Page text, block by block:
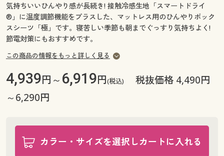
ご利用ガイド
よくある質問とお問い合わせ
よくある質問とお問い合わせ
気持ちいいひんやり感が長続き! 接触冷感生地「スマートドライ
®」に温度調節機能をプラスした、マットレス用のひんやりボック
スシーツ「極」です。寝苦しい季節も朝までぐっすり気持ちよく!
節電対策にもおすすめです。
この商品の情報をもっと詳しく見る
4,939円～ 6,919円(税込)
税抜価格 4,490円
～6,290円
カラー・サイズを選択しカートに入れる